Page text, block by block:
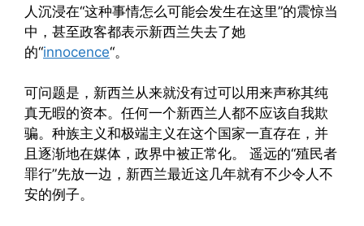
人沉浸在“这种事情怎么可能会发生在这里”的震惊当
中，甚至政客都表示新西兰失去了她
的“innocence“。
可问题是，新西兰从来就没有过可以用来声称其纯
真无暇的资本。任何一个新西兰人都不应该自我欺
骗。种族主义和极端主义在这个国家一直存在，并
且逐渐地在媒体，政界中被正常化。 遥远的“殖民者
罪行”先放一边，新西兰最近这几年就有不少令人不
安的例子。